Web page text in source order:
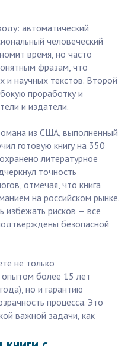
автоматический
человеческий
время, но часто
фразам, что
и научных текстов. Второй
проработку и
и издатели.
из США, выполненный
готовую книгу на 350
литературное
точность
отмечая, что книга
на российском рынке.
избежать рисков — все
безопасной
не только
более 15 лет
но и гарантию
процесса. Это
важной задачи, как